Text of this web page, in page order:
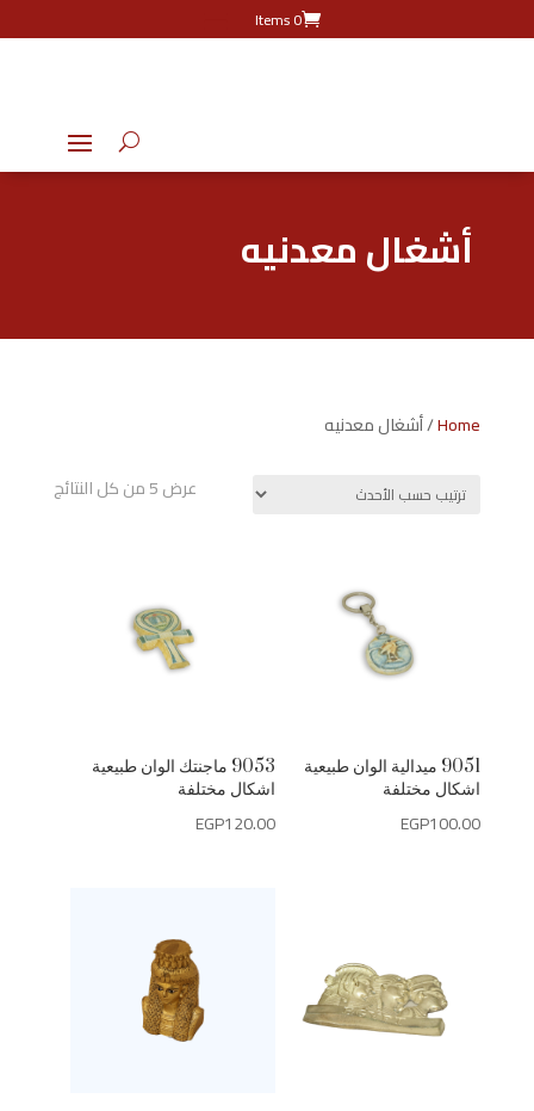
0 Items
أشغال معدنيه
Home/ أشغال معدنيه
عرض ⁦5⁩ من كل النتائج
9053 ماجنتك الوان طبيعية
اشكال مختلفة
EGP120.00
9051 ميدالية الوان طبيعية
اشكال مختلفة
EGP100.00